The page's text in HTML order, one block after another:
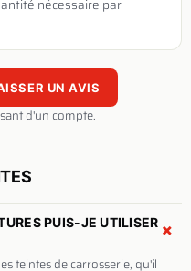
nécessaire par
UN AVIS
d'un compte.
PUIS-JE UTILISER+
teintes de carrosserie, qu'il